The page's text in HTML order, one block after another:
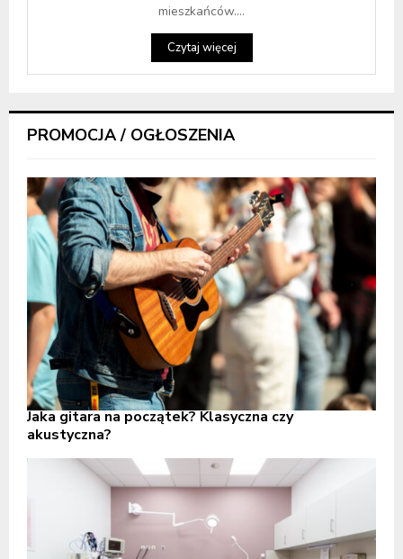
mieszkańców....
Czytaj więcej
PROMOCJA / OGŁOSZENIA
Jaka gitara na początek? Klasyczna czy
akustyczna?